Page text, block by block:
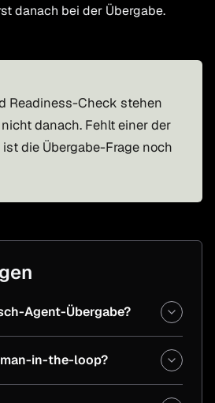
danach bei der Übergabe.
Readiness-Check stehen
danach. Fehlt einer der
die Übergabe-Frage noch
Agent-Übergabe?
in-the-loop?